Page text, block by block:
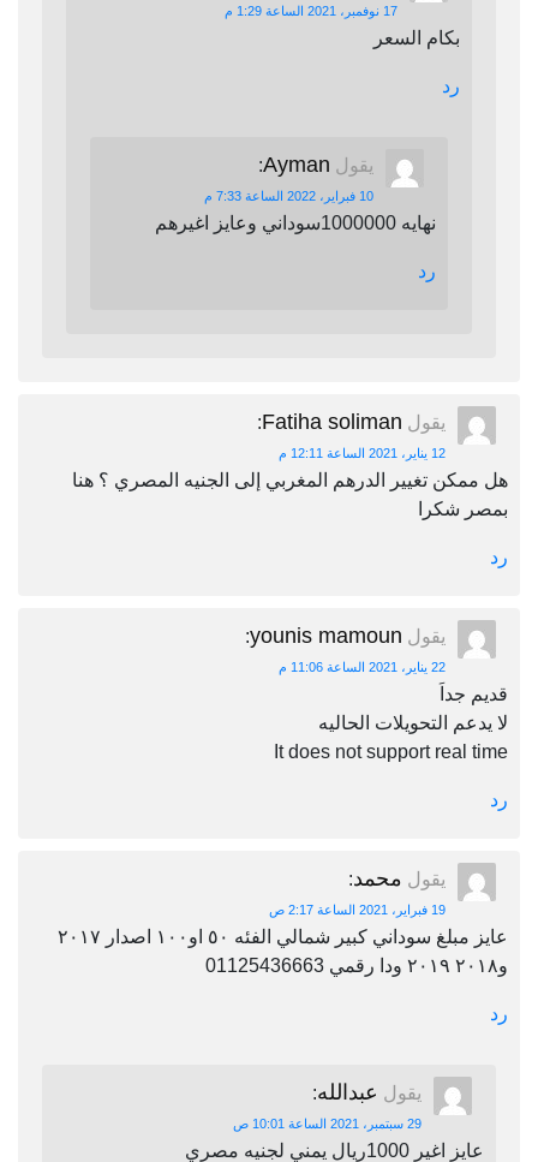
17 نوفمبر، 2021 الساعة 1:29 م
بكام السعر
رد
يقول Ayman
:
10 فبراير، 2022 الساعة 7:33 م
نهايه 1000000سوداني وعايز اغيرهم
رد
يقول Fatiha soliman
:
12 يناير، 2021 الساعة 12:11 م
هل ممكن تغيير الدرهم المغربي إلى الجنيه المصري ؟ هنا
بمصر شكرا
رد
يقول younis mamoun
:
22 يناير، 2021 الساعة 11:06 م
قديم جداَ
لا يدعم التحويلات الحاليه
It does not support real time
رد
يقول محمد:
19 فبراير، 2021 الساعة 2:17 ص
عايز مبلغ سوداني كبير شمالي الفئه ٥٠ او١٠٠ اصدار ٢٠١٧
و٢٠١٨ ٢٠١٩ ودا رقمي 01125436663
رد
يقول عبدالله:
29 سبتمبر، 2021 الساعة 10:01 ص
عايز اغير 1000ريال يمني لجنيه مصري